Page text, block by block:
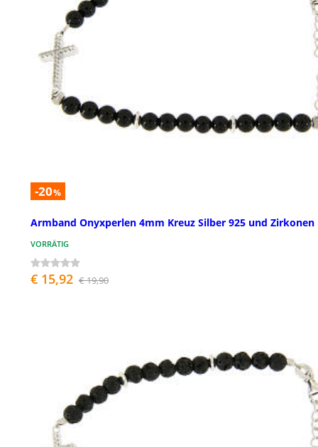
-20%
Armband Onyxperlen 4mm Kreuz Silber 925 und Zirkonen
VORRÄTIG
€ 15,92 € 19,90